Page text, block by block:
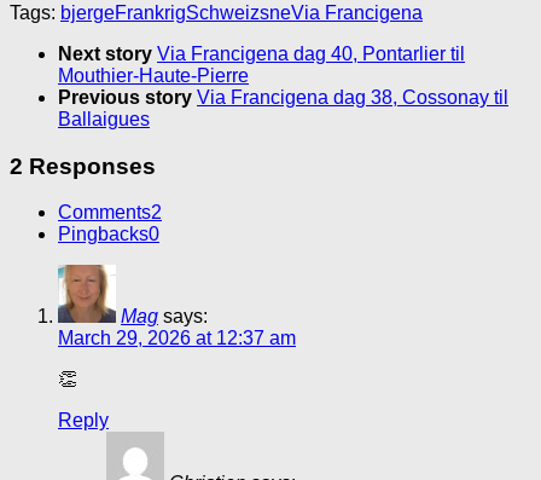
Tags: bjergeFrankrigSchweizsneVia Francigena
Next story Via Francigena dag 40, Pontarlier til
Mouthier-Haute-Pierre
Previous story Via Francigena dag 38, Cossonay til
Ballaigues
2 Responses
Comments2
Pingbacks0
Mag says:
March 29, 2026 at 12:37 am
👏
Reply